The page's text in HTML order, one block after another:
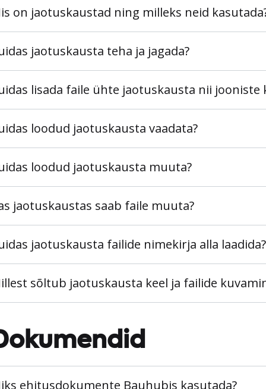
on jaotuskaustad ning milleks neid
jaotuskausta teha ja jagada?
lisada faile ühte jaotuskausta nii
loodud jaotuskausta vaadata?
loodud jaotuskausta muuta?
jaotuskaustas saab faile muuta?
jaotuskausta failide nimekirja alla laadida?
sõltub jaotuskausta keel ja failide
ehitusdokumente Bauhubis kasutada?